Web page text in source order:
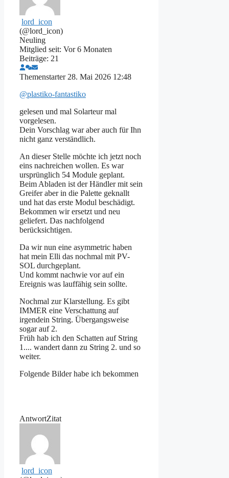
lord_icon
(@lord_icon)
Neuling
Mitglied seit: Vor 6 Monaten
Beiträge: 21
Themenstarter 28. Mai 2026 12:48
@plastiko-fantastiko
gelesen und mal Solarteur mal
vorgelesen.
Dein Vorschlag war aber auch für Ihn
nicht ganz verständlich.
An dieser Stelle möchte ich jetzt noch
eins nachreichen wollen. Es war
ursprünglich 54 Module geplant.
Beim Abladen ist der Händler mit sein
Greifer aber in die Palette geknallt
und hat das erste Modul beschädigt.
Bekommen wir ersetzt und neu
geliefert. Das nachfolgend
berücksichtigen.
Da wir nun eine asymmetric haben
hat mein Elli das nochmal mit PV-
SOL durchgeplant.
Und kommt nachwie vor auf ein
Ereignis was lauffähig sein sollte.
Nochmal zur Klarstellung. Es gibt
IMMER eine Verschattung auf
irgendein String. Übergangsweise
sogar auf 2.
Früh hab ich den Schatten auf String
1.... wandert dann zu String 2. und so
weiter.
Folgende Bilder habe ich bekommen
AntwortZitat
lord_icon